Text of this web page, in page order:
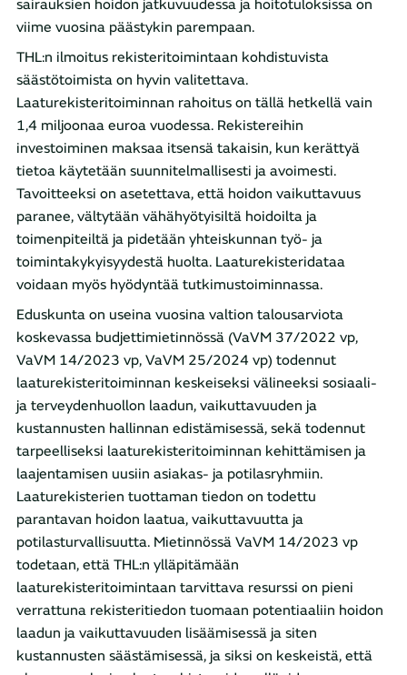
sairauksien hoidon jatkuvuudessa ja hoitotuloksissa on
viime vuosina päästykin parempaan.
THL:n ilmoitus rekisteritoimintaan kohdistuvista
säästötoimista on hyvin valitettava.
Laaturekisteritoiminnan rahoitus on tällä hetkellä vain
1,4 miljoonaa euroa vuodessa. Rekistereihin
investoiminen maksaa itsensä takaisin, kun kerättyä
tietoa käytetään suunnitelmallisesti ja avoimesti.
Tavoitteeksi on asetettava, että hoidon vaikuttavuus
paranee, vältytään vähähyötyisiltä hoidoilta ja
toimenpiteiltä ja pidetään yhteiskunnan työ- ja
toimintakykyisyydestä huolta. Laaturekisteridataa
voidaan myös hyödyntää tutkimustoiminnassa.
Eduskunta on useina vuosina valtion talousarviota
koskevassa budjettimietinnössä (VaVM 37/2022 vp,
VaVM 14/2023 vp, VaVM 25/2024 vp) todennut
laaturekisteritoiminnan keskeiseksi välineeksi sosiaali-
ja terveydenhuollon laadun, vaikuttavuuden ja
kustannusten hallinnan edistämisessä, sekä todennut
tarpeelliseksi laaturekisteritoiminnan kehittämisen ja
laajentamisen uusiin asiakas- ja potilasryhmiin.
Laaturekisterien tuottaman tiedon on todettu
parantavan hoidon laatua, vaikuttavuutta ja
potilasturvallisuutta. Mietinnössä VaVM 14/2023 vp
todetaan, että THL:n ylläpitämään
laaturekisteritoimintaan tarvittava resurssi on pieni
verrattuna rekisteritiedon tuomaan potentiaaliin hoidon
laadun ja vaikuttavuuden lisäämisessä ja siten
kustannusten säästämisessä, ja siksi on keskeistä, että